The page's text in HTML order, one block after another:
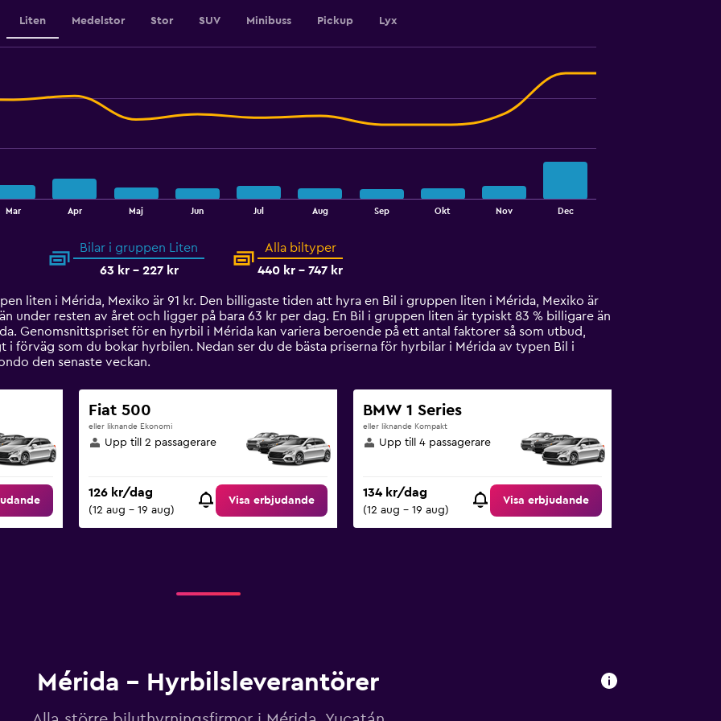
Liten Medelstor Stor SUV Minibuss Pickup Lyx
Mar Apr Maj Jun Jul Aug Sep Okt Nov Dec
Bilar i gruppen Liten
63 kr - 227 kr
Alla biltyper
440 kr - 747 kr
liten i Mérida, Mexiko är 91 kr. Den billigaste tiden att hyra en Bil i gruppen liten i Mérida, Mexiko är
under resten av året och ligger på bara 63 kr per dag. En Bil i gruppen liten är typiskt 83 % billigare än
Genomsnittspriset för en hyrbil i Mérida kan variera beroende på ett antal faktorer så som utbud,
förväg som du bokar hyrbilen. Nedan ser du de bästa priserna för hyrbilar i Mérida av typen Bil i
den senaste veckan.
Fiat 500
eller liknande Ekonomi
Upp till 2 passagerare
126 kr/dag
(12 aug - 19 aug)
Visa erbjudande
BMW 1 Series
eller liknande Kompakt
Upp till 4 passagerare
134 kr/dag
(12 aug - 19 aug)
Visa erbjudande
Mérida – Hyrbilsleverantörer